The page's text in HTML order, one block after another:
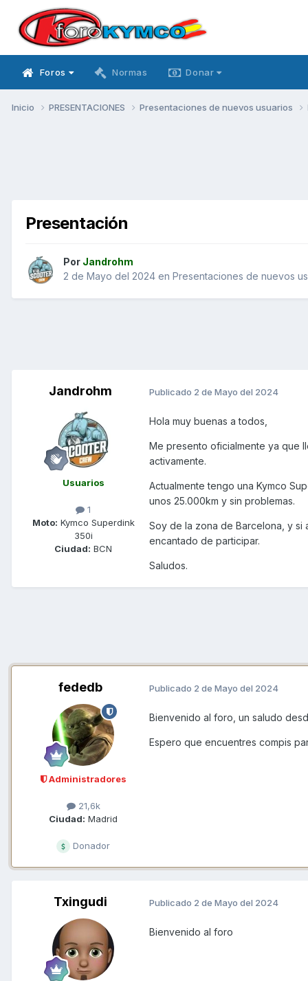
Foros Normas Donar
Inicio PRESENTACIONES Presentaciones de nuevos usuarios
Presentación
Por Jandrohm
2 de Mayo del 2024 en Presentaciones de nuevos
Jandrohm
Usuarios
1
Moto: Kymco Superdink
350i
Ciudad: BCN
Publicado 2 de Mayo del 2024
Hola muy buenas a todos,
Me presento oficialmente ya que
activamente.
Actualmente tengo una Kymco
unos 25.000km y sin problemas.
Soy de la zona de Barcelona, y si
encantado de participar.
Saludos.
fededb
Administradores
21,6k
Ciudad: Madrid
Donador
Publicado 2 de Mayo del 2024
Bienvenido al foro, un saludo
Espero que encuentres compis
Txingudi Publicado 2 de Mayo del 2024
Bienvenido al foro